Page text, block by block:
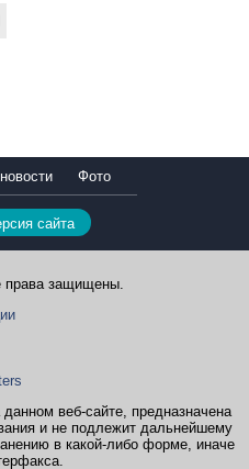
Фото
сайта
права защищены.
веб-сайте, предназначена
и не подлежит дальнейшему
в какой-либо форме, иначе